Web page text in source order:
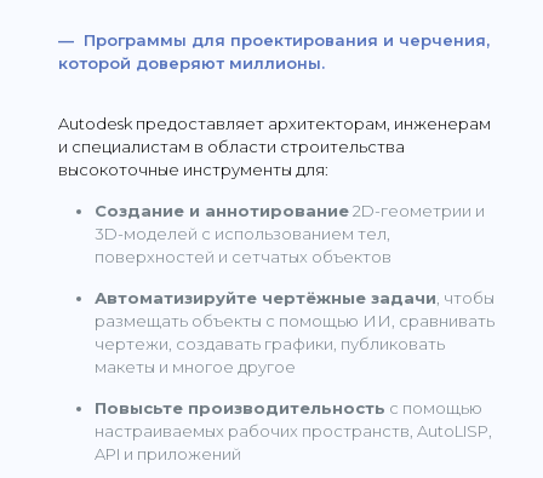
— Программы для проектирования и черчения,
которой доверяют миллионы.
Autodesk предоставляет архитекторам, инженерам
и специалистам в области строительства
высокоточные инструменты для:
Создание и аннотирование2D-геометрии и
3D-моделей с использованием тел,
поверхностей и сетчатых объектов
Автоматизируйте чертёжные задачи, чтобы
размещать объекты с помощью ИИ, сравнивать
чертежи, создавать графики, публиковать
макеты и многое другое
Повысьте производительность с помощью
настраиваемых рабочих пространств, AutoLISP,
API и приложений